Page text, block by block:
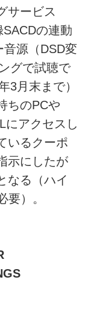
サービス
SACDの連動
音源（DSD変
グで試聴で
3月末まで）
ちのPCや
にアクセスし
いるクーポ
示にしたが
なる（ハイ
要）。